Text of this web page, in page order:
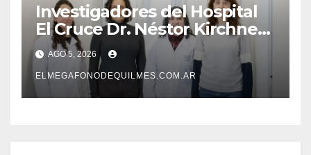
Investigadores del Hospital
El Cruce Dr. Néstor Kirchner
desarrollan un estudio
pionero sobre el
envejecimiento cerebral y las
demencias
AGO 5, 2026
ELMEGAFONODEQUILMES.COM.AR